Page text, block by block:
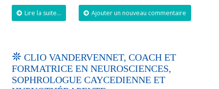
Lire la suite... Ajouter un nouveau commentaire
CLIO VANDERVENNET, COACH ET
FORMATRICE EN NEUROSCIENCES,
SOPHROLOGUE CAYCEDIENNE ET